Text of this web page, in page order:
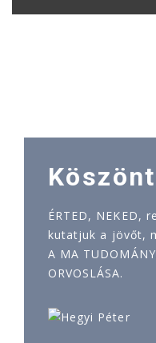
ÉRTED, NEKED,
kutatjuk a jövőt,
A MA
ORVOSLÁSA.